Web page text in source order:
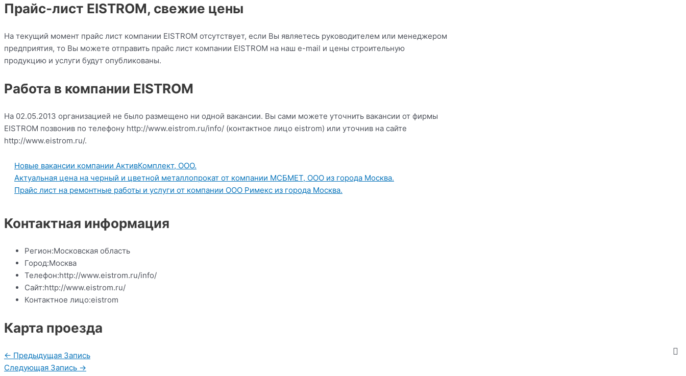
Прайс-лист EISTROM, свежие цены
На текущий момент прайс лист компании EISTROM отсутствует, если Вы являетесь руководителем или менеджером
предприятия, то Вы можете отправить прайс лист компании EISTROM на наш e-mail и цены строительную
продукцию и услуги будут опубликованы.
Работа в компании EISTROM
На 02.05.2013 организацией не было размещено ни одной вакансии. Вы сами можете уточнить вакансии от фирмы
EISTROM позвонив по телефону http://www.eistrom.ru/info/ (контактное лицо eistrom) или уточнив на сайте
http://www.eistrom.ru/.
Новые вакансии компании АктивКомплект, ООО.
Актуальная цена на черный и цветной металлопрокат от компании МСБМЕТ, ООО из города Москва.
Прайс лист на ремонтные работы и услуги от компании ООО Римекс из города Москва.
Контактная информация
Регион:Московская область
Город:Москва
Телефон:http://www.eistrom.ru/info/
Сайт:http://www.eistrom.ru/
Контактное лицо:eistrom
Карта проезда
Навигация
по
← Предыдущая Запись
Следующая Запись →